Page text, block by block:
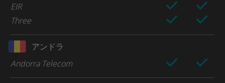
EIR
Three
アンドラ
Andorra Telecom